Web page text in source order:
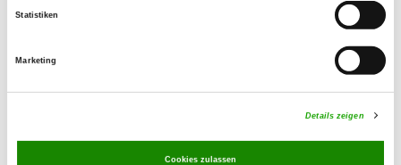
Statistiken
Marketing
Details zeigen
Cookies zulassen
Waldstrasse
61449 Steinbach/Ts
OG - Usatal-Usingen e.V.